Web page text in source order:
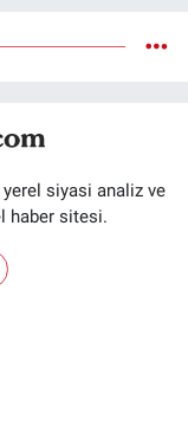
siyasi analiz ve
haber sitesi.